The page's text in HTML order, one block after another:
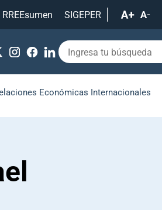
RREEsumen
SIGEPER
Económicas Internacionales